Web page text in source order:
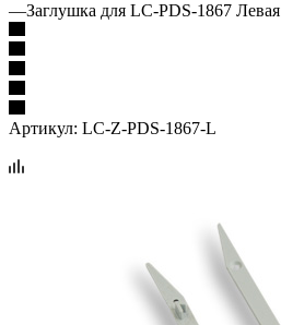
—Заглушка для LC-PDS-1867 Левая
Артикул: LC-Z-PDS-1867-L